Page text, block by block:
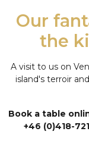
Our
the
A visit to us on
island's terroir
Book a table
+46 (0)418-